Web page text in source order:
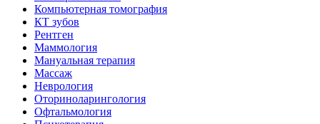
Компьютерная томография
КТ зубов
Рентген
Маммология
Мануальная терапия
Массаж
Неврология
Оториноларингология
Офтальмология